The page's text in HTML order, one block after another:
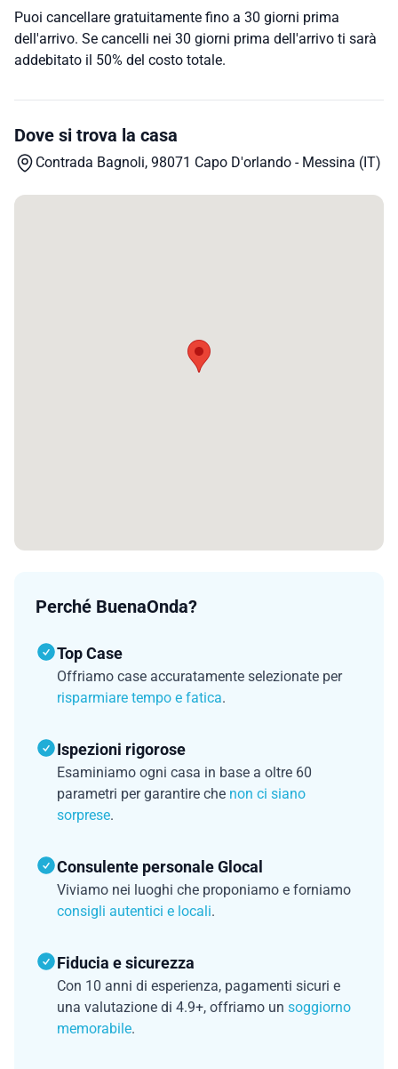
Puoi cancellare gratuitamente fino a 30 giorni prima
dell'arrivo. Se cancelli nei 30 giorni prima dell'arrivo ti sarà
addebitato il 50% del costo totale.
Dove si trova la casa
Contrada Bagnoli, 98071 Capo D'orlando - Messina (IT)
Perché BuenaOnda?
Top Case
Offriamo case accuratamente selezionate per
risparmiare tempo e fatica.
Ispezioni rigorose
Esaminiamo ogni casa in base a oltre 60
parametri per garantire che non ci siano
sorprese.
Consulente personale Glocal
Viviamo nei luoghi che proponiamo e forniamo
consigli autentici e locali.
Fiducia e sicurezza
Con 10 anni di esperienza, pagamenti sicuri e
una valutazione di 4.9+, offriamo un soggiorno
memorabile.